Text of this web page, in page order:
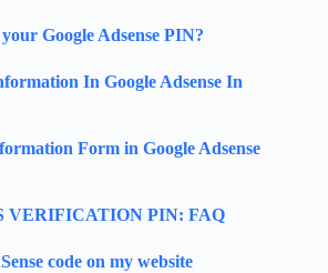
Google Adsense PIN?
In Google Adsense In
Form in Google Adsense
VERIFICATION PIN: FAQ
code on my website